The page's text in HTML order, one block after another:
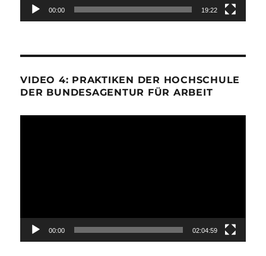
00:00 19:22
VIDEO 4: PRAKTIKEN DER HOCHSCHULE
DER BUNDESAGENTUR FÜR ARBEIT
00:00 02:04:59